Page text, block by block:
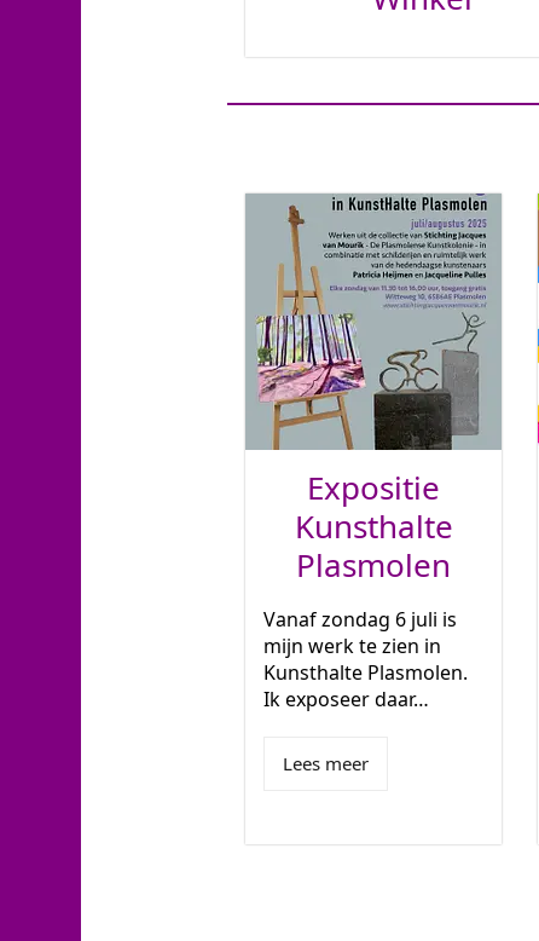
Expositie
Kunsthalte
Plasmolen
Vanaf zondag 6 juli is
mijn werk te zien in
Kunsthalte Plasmolen.
Ik exposeer daar…
Lees meer